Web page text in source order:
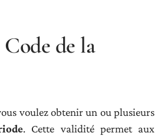
de la
voulez obtenir un ou plusieurs
. Cette validité permet aux